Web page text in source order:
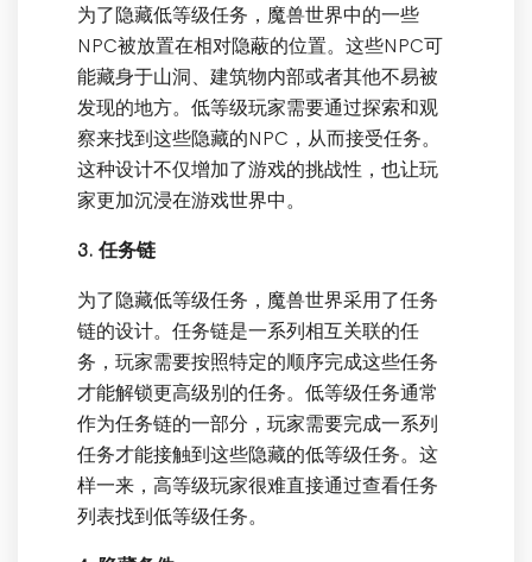
为了隐藏低等级任务，魔兽世界中的一些
NPC被放置在相对隐蔽的位置。这些NPC可
能藏身于山洞、建筑物内部或者其他不易被
发现的地方。低等级玩家需要通过探索和观
察来找到这些隐藏的NPC，从而接受任务。
这种设计不仅增加了游戏的挑战性，也让玩
家更加沉浸在游戏世界中。
3. 任务链
为了隐藏低等级任务，魔兽世界采用了任务
链的设计。任务链是一系列相互关联的任
务，玩家需要按照特定的顺序完成这些任务
才能解锁更高级别的任务。低等级任务通常
作为任务链的一部分，玩家需要完成一系列
任务才能接触到这些隐藏的低等级任务。这
样一来，高等级玩家很难直接通过查看任务
列表找到低等级任务。